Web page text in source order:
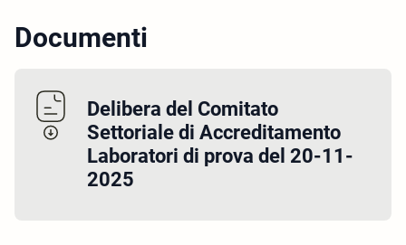
Documenti
Delibera del Comitato
Settoriale di Accreditamento
Laboratori di prova del 20-11-
2025